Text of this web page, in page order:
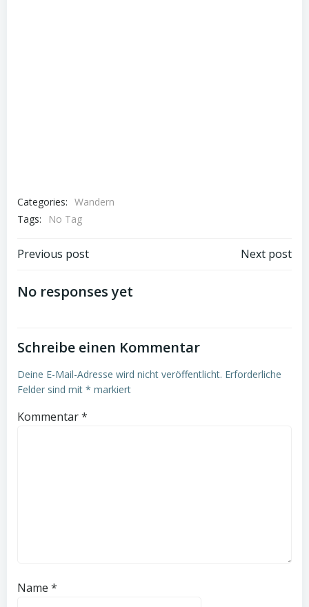
Categories: Wandern
Tags:
No Tag
Post
navigation
Previous post Next post
No responses yet
Schreibe einen Kommentar
Deine E-Mail-Adresse wird nicht veröffentlicht. Erforderliche
Felder sind mit * markiert
Kommentar*
Name *